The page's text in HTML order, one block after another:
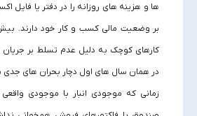
ها و هزینه‌ های روزانه را در دفتر یا فایل
کارهای کوچک به دلیل عدم تسلط بر جریان
در همان سال‌ های اول دچار بحران‌ های
زمانی که موجودی انبار با موجودی